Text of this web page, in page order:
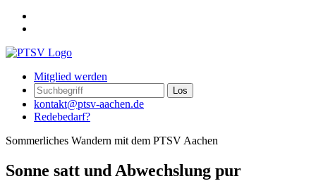
Mitglied werden
kontakt@ptsv-aachen.de
Redebedarf?
Sommerliches Wandern mit dem PTSV Aachen
Sonne satt und Abwechslung pur